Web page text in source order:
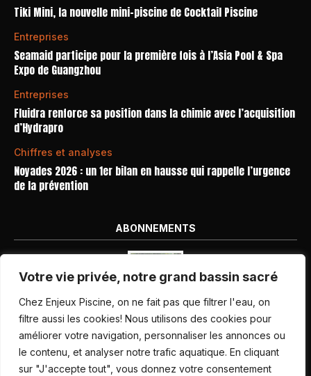
Votre vie privée, notre grand bassin sacré
Chez Enjeux Piscine, on ne fait pas que filtrer l'eau, on
filtre aussi les cookies! Nous utilisons des cookies pour
améliorer votre navigation, personnaliser les annonces ou
le contenu, et analyser notre trafic aquatique. En cliquant
sur "J'accepte tout", vous donnez votre consentement
Tiki Mini, la nouvelle mini-piscine de Cocktail Piscine
Entreprises
Seamaid participe pour la première fois à l’Asia Pool & Spa
Expo de Guangzhou
Entreprises
Fluidra renforce sa position dans la chimie avec l’acquisition
d’Hydrapro
Chiffres et analyses
Noyades 2026 : un 1er bilan en hausse qui rappelle l’urgence
de la prévention
ABONNEMENTS
Nos dernières parutions
Abonnement magazine